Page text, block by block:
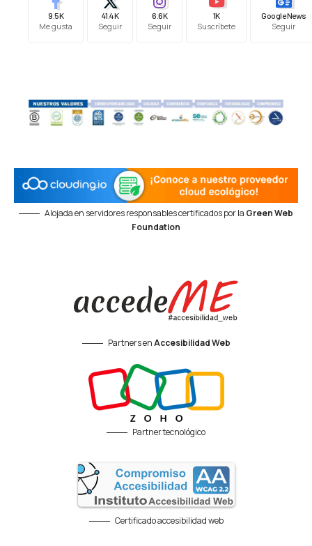
9.5K
Me gusta
41.4K
Seguir
6.6K
Seguir
1K
Suscríbete
Google News
Seguir
Alojada en servidores responsables certificados por la Green Web
Foundation
Partners enAccesibilidad Web
Partner tecnológico
Certificado accesibilidad web